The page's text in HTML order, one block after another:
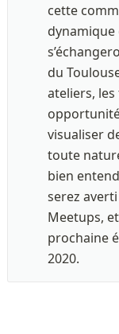
cette
du
ateliers,
visualiser
toute
bien
serez
Meetups,
prochaine
2020.